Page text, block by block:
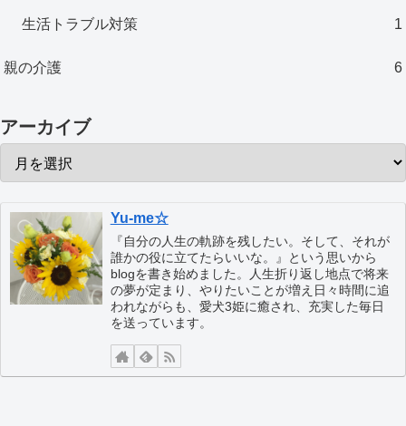
生活トラブル対策 1
親の介護 6
アーカイブ
Yu-me☆
『自分の人生の軌跡を残したい。そして、それが
誰かの役に立てたらいいな。』という思いから
blogを書き始めました。人生折り返し地点で将来
の夢が定まり、やりたいことが増え日々時間に追
われながらも、愛犬3姫に癒され、充実した毎日
を送っています。